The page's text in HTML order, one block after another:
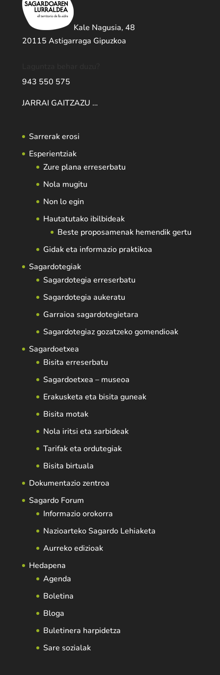
Kale Nagusia, 48
20115 Astigarraga Gipuzkoa
943 550 575
JARRAI GAITZAZU …
Sarrerak erosi
Esperientziak
Zure plana erreserbatu
Nola mugitu
Non lo egin
Hautatutako ibilbideak
Beste proposamenak hemendik gertu
Gidak eta informazio praktikoa
Sagardotegiak
Sagardotegia erreserbatu
Sagardotegia aukeratu
Garraioa sagardotegietara
Sagardotegiaz gozatzeko gomendioak
Sagardoetxea
Bisita erreserbatu
Sagardoetxea – museoa
Erakusketa eta bisita guneak
Bisita motak
Nola iritsi eta sarbideak
Tarifak eta ordutegiak
Bisita birtuala
Dokumentazio zentroa
Sagardo Forum
Informazio orokorra
Nazioarteko Sagardo Lehiaketa
Aurreko edizioak
Hedapena
Agenda
Boletina
Bloga
Buletinera harpidetza
Sare sozialak